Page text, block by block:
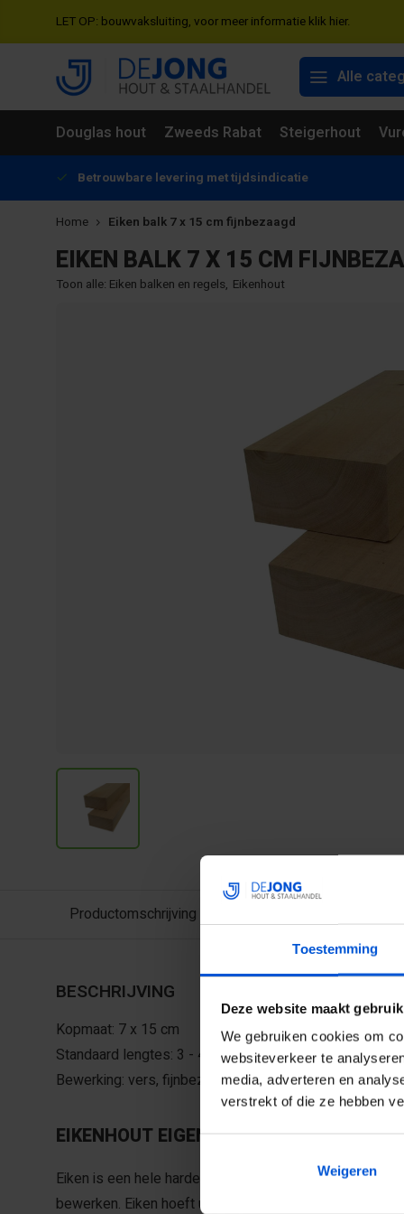
Toestemming
Deze website maakt
We gebruiken cookies om
websiteverkeer te
media, adverteren en
verstrekt of die ze hebben
Weigeren
LET OP: bouwvaksluiting, voor meer informatie klik hier.
Alle
Douglas hout Zweeds Rabat Steigerhout
Betrouwbare levering met tijdsindicatie
Home Eiken balk 7 x 15 cm fijnbezaagd
EIKEN BALK 7 X 15 CM
Toon alle: Eiken balken en regels, Eikenhout
Productomschrijving
BESCHRIJVING
Kopmaat: 7 x 15 cm
Standaard lengtes: 3 - 4 - 5 meter
Bewerking: vers, fijnbezaagd
EIKENHOUT EIGENSCHAPPEN
Eiken is een hele harde houtsoort, met een heerlijke
bewerken. Eiken hoeft u niet te behandelen om de